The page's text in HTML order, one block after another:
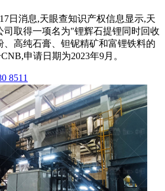
日消息,天眼查知识产权信息显示,天
司取得一项名为"锂辉石提锂同时回收
、高纯石膏、钽铌精矿和富锂铁料的
申请日期为2023年9月。
8511